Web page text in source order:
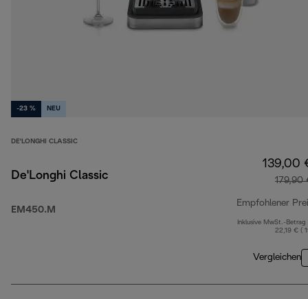
-23 % NEU
DE'LONGHI CLASSIC
De'Longhi Classic
EM450.M
139,00
179,90
Empfohlener
Inklusive MwSt.-Betrag
22,19 € (
Vergleichen